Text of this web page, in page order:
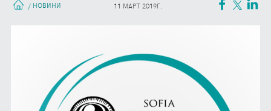
/ НОВИНИ 11 МАРТ 2019Г.